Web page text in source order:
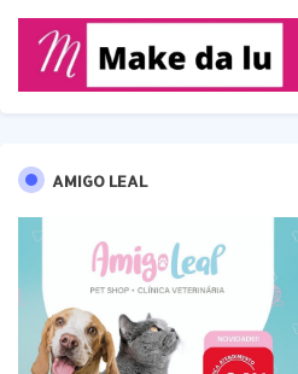
AMIGO LEAL